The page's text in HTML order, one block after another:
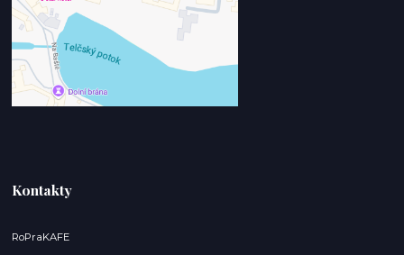
Kontakty
RoPraKAFE